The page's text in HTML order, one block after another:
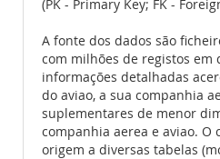
(PK - Primary Key; FK -
A fonte dos dados são
com milhões de registos em
informações detalhadas
do aviao, a sua companhia
suplementares de menor
companhia aerea e aviao. O
origem a diversas tabelas